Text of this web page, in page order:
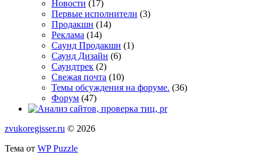
Новости (17)
Первые исполнители (3)
Продакшн (14)
Реклама (14)
Сayнд Пpoдaкшн (1)
Саунд Дизайн (6)
Саундтрек (2)
Свежая почта (10)
Темы обсуждения на форуме. (36)
Форум (47)
zvukoregisser.ru © 2026
Тема от WP Puzzle